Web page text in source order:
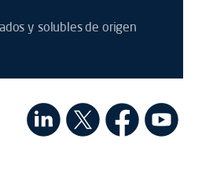
y solubles de origen